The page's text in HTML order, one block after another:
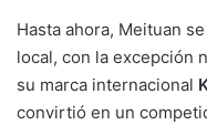
Hasta ahora, Meituan
local, con la excepción
su marca internacional
convirtió en un